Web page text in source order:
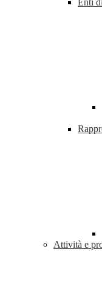
Enti
Attività e